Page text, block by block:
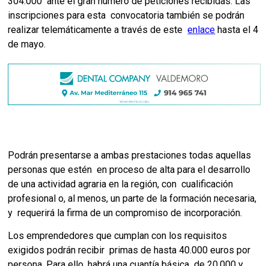
inscripciones para esta  convocatoria también se podrán
realizar telemáticamente a través de este enlace hasta el 4
de mayo.
Podrán presentarse a ambas prestaciones todas aquellas
personas que estén  en proceso de alta para el desarrollo
de una actividad agraria en la región, con  cualificación
profesional o, al menos, un parte de la formación necesaria,
y  requerirá la firma de un compromiso de incorporación.
Los emprendedores que cumplan con los requisitos
exigidos podrán recibir  primas de hasta 40.000 euros por